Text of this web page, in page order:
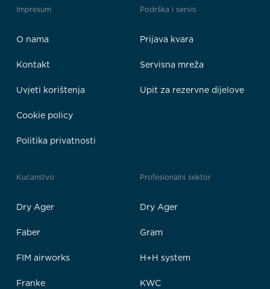
Impresum
O nama
Kontakt
Uvjeti korištenja
Cookie policy
Politika privatnosti
Podrška i servis
Prijava kvara
Servisna mreža
Upit za rezervne dijelove
Kućanstvo
Dry Ager
Faber
FIM airworks
Franke
Profesionalni sektor
Dry Ager
Gram
H+H system
KWC